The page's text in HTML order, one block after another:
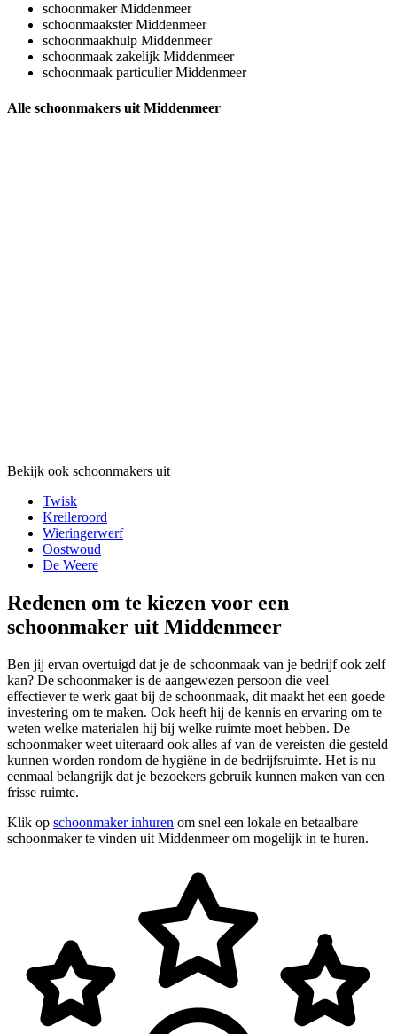
schoonmaker Middenmeer
schoonmaakster Middenmeer
schoonmaakhulp Middenmeer
schoonmaak zakelijk Middenmeer
schoonmaak particulier Middenmeer
Alle schoonmakers uit Middenmeer
Bekijk ook schoonmakers uit
Twisk
Kreileroord
Wieringerwerf
Oostwoud
De Weere
Redenen om te kiezen voor een
schoonmaker uit Middenmeer
Ben jij ervan overtuigd dat je de schoonmaak van je bedrijf ook zelf
kan? De schoonmaker is de aangewezen persoon die veel
effectiever te werk gaat bij de schoonmaak, dit maakt het een goede
investering om te maken. Ook heeft hij de kennis en ervaring om te
weten welke materialen hij bij welke ruimte moet hebben. De
schoonmaker weet uiteraard ook alles af van de vereisten die gesteld
kunnen worden rondom de hygiëne in de bedrijfsruimte. Het is nu
eenmaal belangrijk dat je bezoekers gebruik kunnen maken van een
frisse ruimte.
Klik op schoonmaker inhuren om snel een lokale en betaalbare
schoonmaker te vinden uit Middenmeer om mogelijk in te huren.